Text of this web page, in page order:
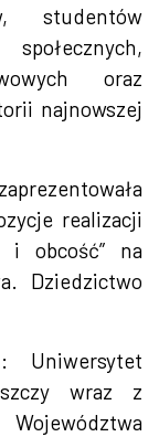
studentów
oraz
najnowszej
realizacji
i obcość” na
Dziedzictwo
Uniwersytet
wraz z